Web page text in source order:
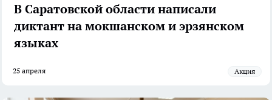
В Саратовской области написали
диктант на мокшанском и эрзянском
языках
25 апреля акция